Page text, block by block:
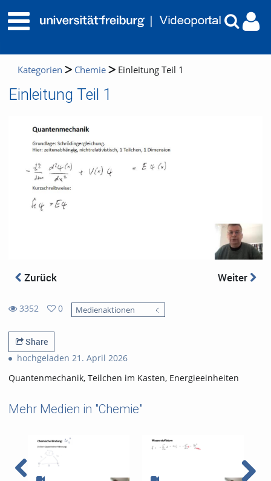
Kategorien Chemie Einleitung Teil 1
Einleitung Teil 1
Zurück Weiter
3352
views
0
favorites
Medienaktionen
Share
hochgeladen 21. April 2026
Quantenmechanik, Teilchen im Kasten, Energieeinheiten
Mehr Medien in "Chemie"